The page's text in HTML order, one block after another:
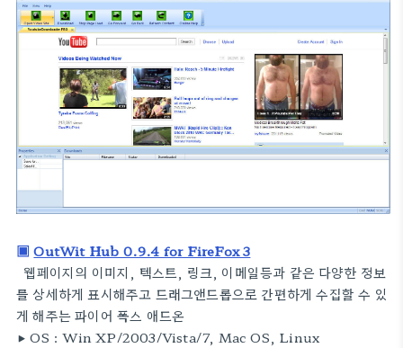
▣OutWit Hub 0.9.4 for FireFox 3
웹페이지의 이미지, 텍스트, 링크, 이메일등과 같은 다양한 정보
를 상세하게 표시해주고 드래그앤드롭으로 간편하게 수집할 수 있
게 해주는 파이어 폭스 애드온
▶ OS :Win XP/2003/Vista/7, Mac OS, Linux